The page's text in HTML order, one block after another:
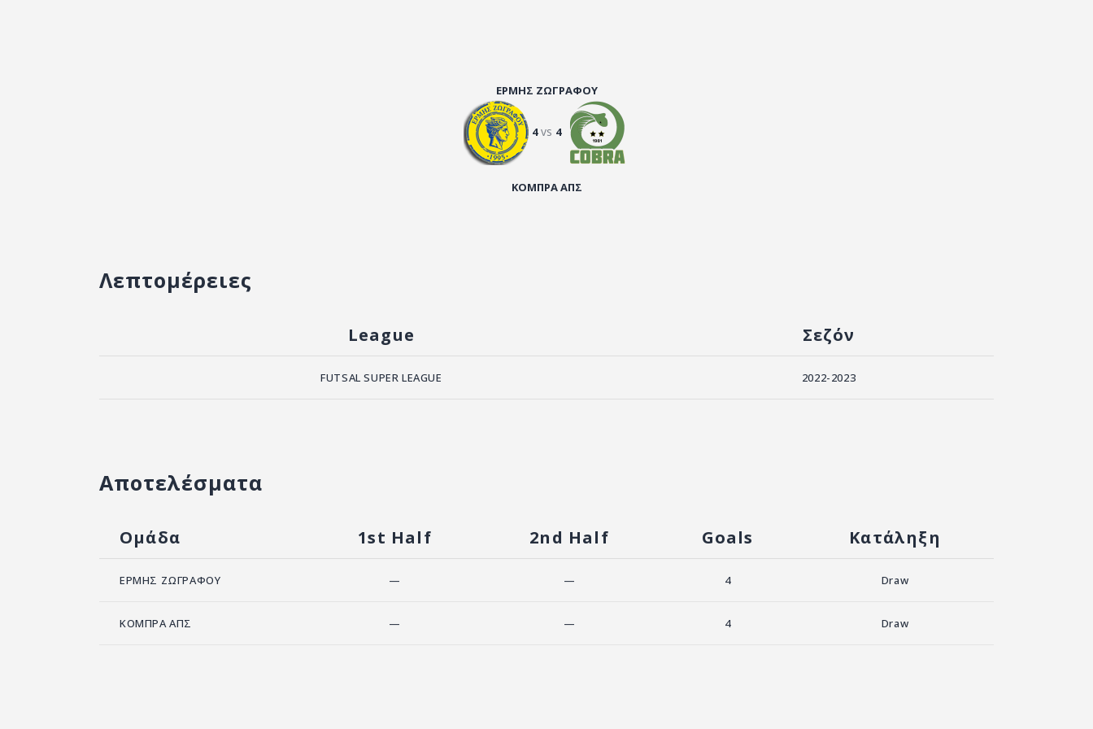
ΕΡΜΗΣ ΖΩΓΡΑΦΟΥ
4vs 4
ΚΟΜΠΡΑ ΑΠΣ
Λεπτομέρειες
League Σεζόν
FUTSAL SUPER LEAGUE 2022-2023
Αποτελέσματα
Ομάδα 1st Half 2nd Half Goals Κατάληξη
ΕΡΜΗΣ ΖΩΓΡΑΦΟΥ — — 4 Draw
ΚΟΜΠΡΑ ΑΠΣ — — 4 Draw